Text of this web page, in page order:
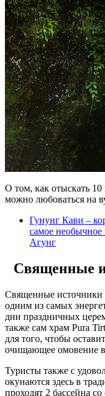
О том, как отыскать 10
можно любоваться на
Гунунг Кави –
самое необычное
Агунг
Священные
Священные источники
одним из самых
дни праздничных
также сам храм Pura
для того, чтобы
очищающее омовение в
Туристы также с
окунаются здесь в
проходят 2 бассейна